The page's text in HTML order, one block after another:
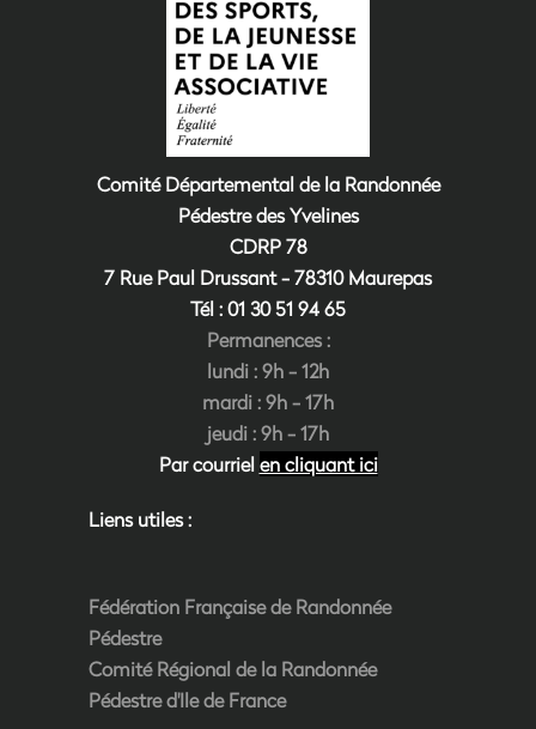
Comité Départemental de la Randonnée
Pédestre des Yvelines
CDRP 78
7 Rue Paul Drussant - 78310 Maurepas
Tél : 01 30 51 9465
Permanences :
lundi : 9h - 12h
mardi : 9h - 17h
jeudi : 9h - 17h
Par courrielen cliquant ici
Liens utiles :
Fédération Française de Randonnée
Pédestre
Comité Régional de la Randonnée
Pédestre d'Ile de France